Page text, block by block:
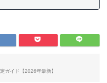
ガイド【2026年最新】